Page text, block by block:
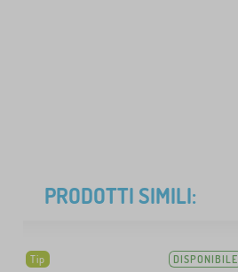
PRODOTTI SIMILI:
Tip DISPONIBILE